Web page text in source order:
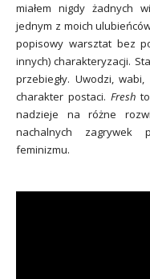
miałem nigdy żadnych
jednym z moich
popisowy warsztat bez
innych) charakteryzacji.
przebiegły. Uwodzi,
charakter postaci. Fresh
nadzieje na różne
nachalnych zagrywek
feminizmu.